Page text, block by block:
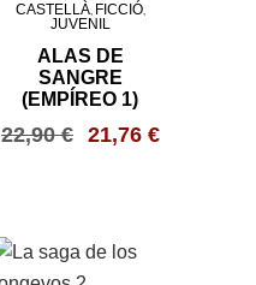
CASTELLÀ, FICCIÓ,
JUVENIL
ALAS DE
SANGRE
(EMPÍREO 1)
22,90€ 21,76 €